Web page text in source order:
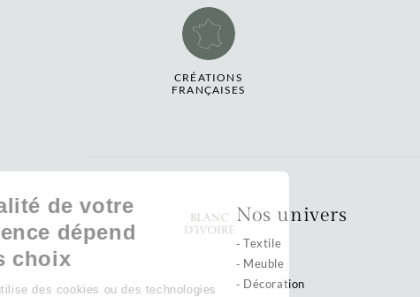
CRÉATIONS
FRANÇAISES
Nos univers
Textile
Meuble
Décoration
La qualité de votre
expérience dépend
de vos choix
Notre site utilise des cookies ou des technologies